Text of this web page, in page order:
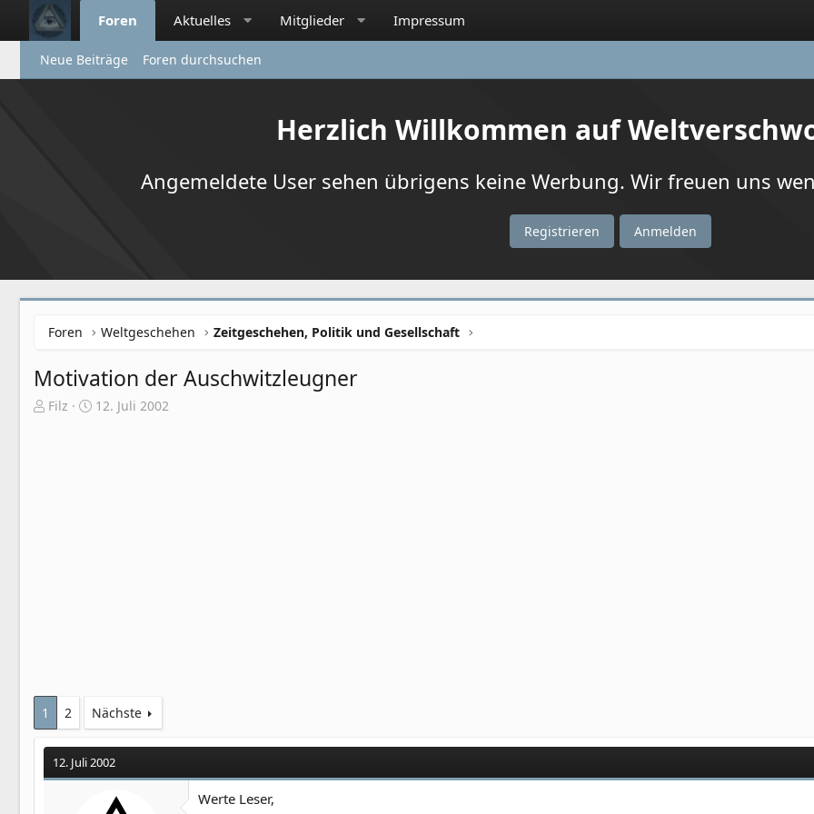
Foren Aktuelles Mitglieder Impressum
Neue Beiträge Foren durchsuchen
Herzlich Willkommen auf
Angemeldete User sehen übrigens keine Werbung. Wir freuen uns
Registrieren Anmelden
Foren Weltgeschehen Zeitgeschehen, Politik und Gesellschaft
Motivation der Auschwitzleugner
E
Filz
E12. Juli 2002
1 2 Nächste
12. Juli 2002
Werte Leser,